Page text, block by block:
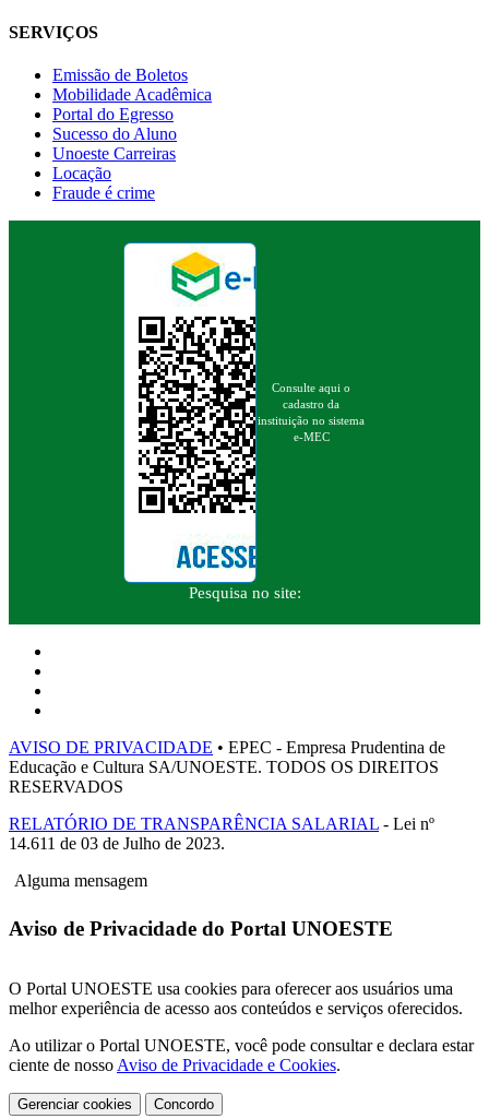
SERVIÇOS
Emissão de Boletos
Mobilidade Acadêmica
Portal do Egresso
Sucesso do Aluno
Unoeste Carreiras
Locação
Fraude é crime
Consulte aqui o
cadastro da
instituição no sistema
e-MEC
Pesquisa no site:
AVISO DE PRIVACIDADE • EPEC - Empresa Prudentina de
Educação e Cultura SA/UNOESTE. TODOS OS DIREITOS
RESERVADOS
RELATÓRIO DE TRANSPARÊNCIA SALARIAL - Lei nº
14.611 de 03 de Julho de 2023.
Alguma mensagem
Aviso de Privacidade do Portal UNOESTE
O Portal UNOESTE usa cookies para oferecer aos usuários uma
melhor experiência de acesso aos conteúdos e serviços oferecidos.
Ao utilizar o Portal UNOESTE, você pode consultar e declara estar
ciente de nosso Aviso de Privacidade e Cookies.
Gerenciar cookies Concordo